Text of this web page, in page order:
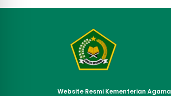
Website Resmi Kementerian Agama